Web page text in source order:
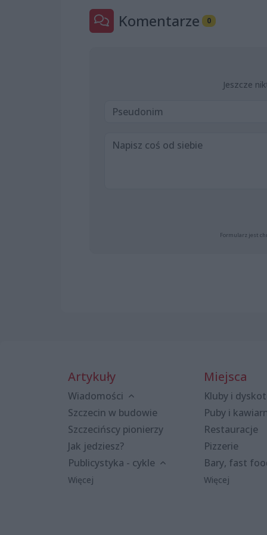
Komentarze 0
Jeszcze
Formularz jest
Artykuły
Wiadomości
Szczecin w budowie
Szczecińscy pionierzy
Jak jedziesz?
Publicystyka - cykle
Więcej
Miejsca
Kluby i
Puby i
Restauracje
Pizzerie
Bary, fast
Więcej